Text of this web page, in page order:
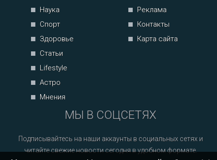
Наука
Спорт
Здоровье
Статьи
Lifestyle
Астро
Мнения
Реклама
Контакты
Карта сайта
МЫ В СОЦСЕТЯХ
Подписывайтесь на наши аккаунты в социальных сетях и
читайте свежие новости сегодня в удобном формате.